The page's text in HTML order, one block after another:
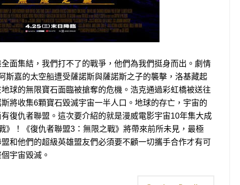
全面集結，我們打不了的戰爭，他們為我們挺身而出。劇情
斯嘉的太空船遭受薩諾斯與薩諾斯之子的襲擊，洛基藏起
球的無限寶石面臨被搶奪的危機。浩克通過彩虹橋被送往
將收集6顆寶石毀滅宇宙一半人口。地球的存亡，宇宙的
復仇者聯盟。這次要介紹的就是漫威電影宇宙10年集大成
》！《復仇者聯盟3：無限之戰》將帶來前所未見，最極
和他們的超級英雄盟友們必須要不顧一切攜手合作才有可
宇宙毀滅。